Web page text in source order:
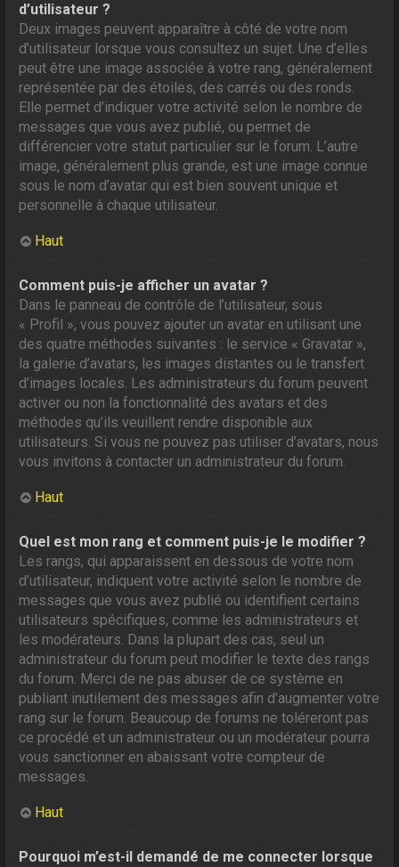
d’utilisateur ?
Deux images peuvent apparaître à côté de votre nom
d’utilisateur lorsque vous consultez un sujet. Une d’elles
peut être une image associée à votre rang, généralement
représentée par des étoiles, des carrés ou des ronds.
Elle permet d’indiquer votre activité selon le nombre de
messages que vous avez publié, ou permet de
différencier votre statut particulier sur le forum. L’autre
image, généralement plus grande, est une image connue
sous le nom d’avatar qui est bien souvent unique et
personnelle à chaque utilisateur.
Haut
Comment puis-je afficher un avatar ?
Dans le panneau de contrôle de l’utilisateur, sous
« Profil », vous pouvez ajouter un avatar en utilisant une
des quatre méthodes suivantes : le service « Gravatar »,
la galerie d’avatars, les images distantes ou le transfert
d’images locales. Les administrateurs du forum peuvent
activer ou non la fonctionnalité des avatars et des
méthodes qu’ils veuillent rendre disponible aux
utilisateurs. Si vous ne pouvez pas utiliser d’avatars, nous
vous invitons à contacter un administrateur du forum.
Haut
Quel est mon rang et comment puis-je le modifier ?
Les rangs, qui apparaissent en dessous de votre nom
d’utilisateur, indiquent votre activité selon le nombre de
messages que vous avez publié ou identifient certains
utilisateurs spécifiques, comme les administrateurs et
les modérateurs. Dans la plupart des cas, seul un
administrateur du forum peut modifier le texte des rangs
du forum. Merci de ne pas abuser de ce système en
publiant inutilement des messages afin d’augmenter votre
rang sur le forum. Beaucoup de forums ne toléreront pas
ce procédé et un administrateur ou un modérateur pourra
vous sanctionner en abaissant votre compteur de
messages.
Haut
Pourquoi m’est-il demandé de me connecter lorsque